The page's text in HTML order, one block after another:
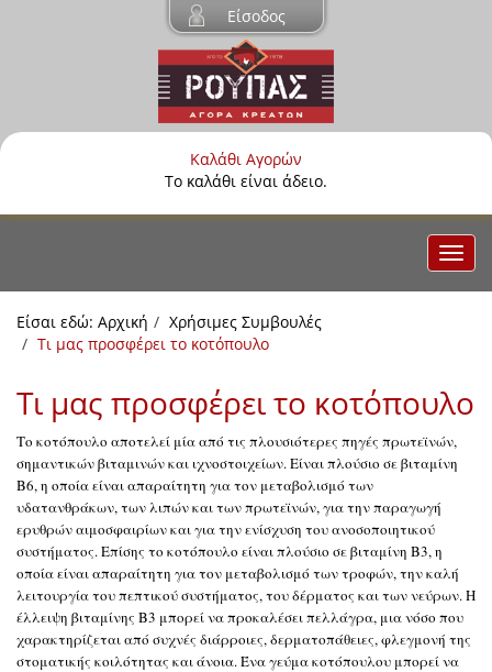
Είσοδος
Καλάθι Αγορών
Το καλάθι είναι άδειο.
Είσαι εδώ: Αρχική
Χρήσιμες Συμβουλές
Τι μας προσφέρει το κοτόπουλο
Τι μας προσφέρει το κοτόπουλο
Το κοτόπουλο αποτελεί μία από τις πλουσιότερες πηγές πρωτεϊνών,
σημαντικών βιταμινών και ιχνοστοιχείων. Είναι πλούσιο σε βιταμίνη
Β6, η οποία είναι απαραίτητη για τον μεταβολισμό των
υδατανθράκων, των λιπών και των πρωτεϊνών, για την παραγωγή
ερυθρών αιμοσφαιρίων και για την ενίσχυση του ανοσοποιητικού
συστήματος. Επίσης το κοτόπουλο είναι πλούσιο σε βιταμίνη Β3, η
οποία είναι απαραίτητη για τον μεταβολισμό των τροφών, την καλή
λειτουργία του πεπτικού συστήματος, του δέρματος και των νεύρων. Η
έλλειψη βιταμίνης Β3 μπορεί να προκαλέσει πελλάγρα, μια νόσο που
χαρακτηρίζεται από συχνές διάρροιες, δερματοπάθειες, φλεγμονή της
στοματικής κοιλότητας και άνοια. Ένα γεύμα κοτόπουλου μπορεί να